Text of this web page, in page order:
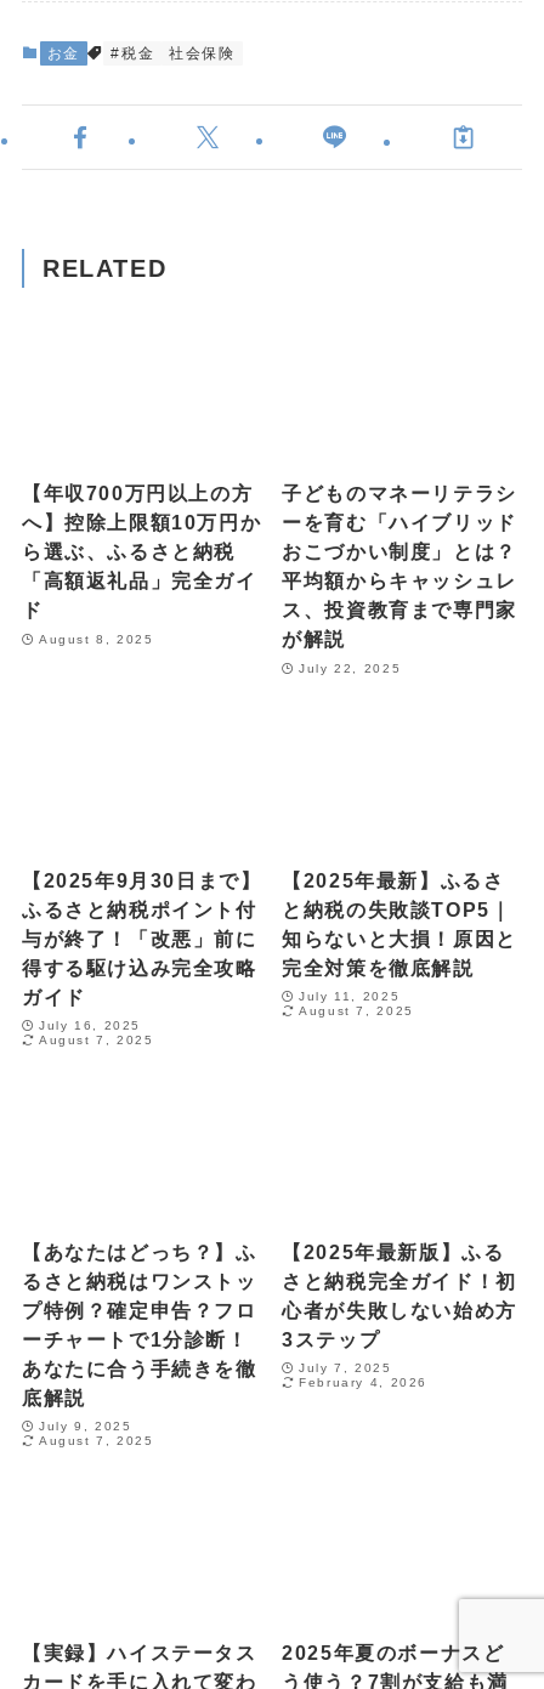
お金 #税金 社会保険
RELATED
【年収700万円以上の方
へ】控除上限額10万円か
ら選ぶ、ふるさと納税
「高額返礼品」完全ガイ
ド
August 8, 2025
子どものマネーリテラシ
ーを育む「ハイブリッド
おこづかい制度」とは？
平均額からキャッシュレ
ス、投資教育まで専門家
が解説
July 22, 2025
【2025年9月30日まで】
ふるさと納税ポイント付
与が終了！「改悪」前に
得する駆け込み完全攻略
ガイド
July 16, 2025
August 7, 2025
【2025年最新】ふるさ
と納税の失敗談TOP5｜
知らないと大損！原因と
完全対策を徹底解説
July 11, 2025
August 7, 2025
【あなたはどっち？】ふ
るさと納税はワンストッ
プ特例？確定申告？フロ
ーチャートで1分診断！
あなたに合う手続きを徹
底解説
July 9, 2025
August 7, 2025
【2025年最新版】ふる
さと納税完全ガイド！初
心者が失敗しない始め方
3ステップ
July 7, 2025
February 4, 2026
【実録】ハイステータス
カードを手に入れて変わ
2025年夏のボーナスど
う使う？7割が支給も満